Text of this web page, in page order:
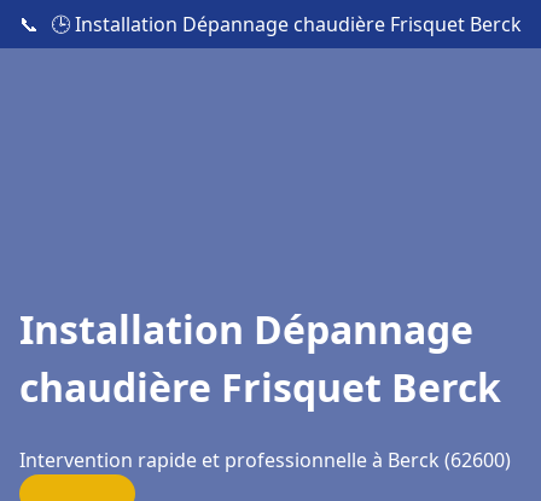
📞 🕒 Installation Dépannage chaudière Frisquet Berck
Installation Dépannage
chaudière Frisquet Berck
Intervention rapide et professionnelle à Berck (62600)